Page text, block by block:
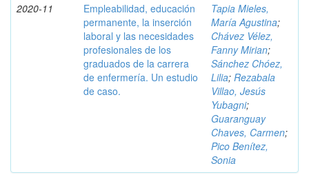
2020-11
Empleabilidad, educación
permanente, la inserción
laboral y las necesidades
profesionales de los
graduados de la carrera
de enfermería. Un estudio
de caso.
Tapia Mieles,
María Agustina;
Chávez Vélez,
Fanny Mirian;
Sánchez Chóez,
Lilia; Rezabala
Villao, Jesús
Yubagni;
Guaranguay
Chaves, Carmen;
Pico Benítez,
Sonia